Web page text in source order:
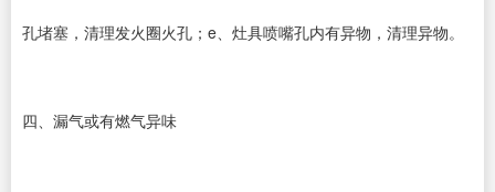
孔堵塞，清理发火圈火孔；e、灶具喷嘴孔内有异物，清理异物。
四、漏气或有燃气异味